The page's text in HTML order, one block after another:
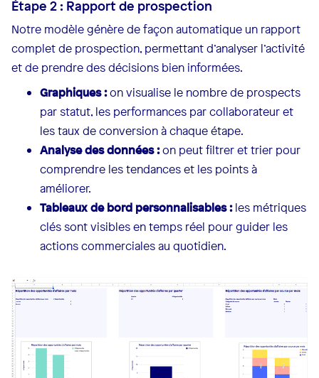
Étape 2 : Rapport de prospection
Notre modèle génère de façon automatique un rapport
complet de prospection, permettant d’analyser l’activité
et de prendre des décisions bien informées.
Graphiques :on visualise le nombre de prospects
par statut, les performances par collaborateur et
les taux de conversion à chaque étape.
Analyse des données :on peut filtrer et trier pour
comprendre les tendances et les points à
améliorer.
Tableaux de bord personnalisables :les métriques
clés sont visibles en temps réel pour guider les
actions commerciales au quotidien.